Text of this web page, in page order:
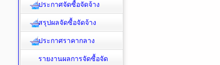
ประกาศจัดซื้อจัดจ้าง
สรุปผลจัดซื้อจัดจ้าง
ประกาศราคากลาง
รายงานผลการจัดซื้อจัด